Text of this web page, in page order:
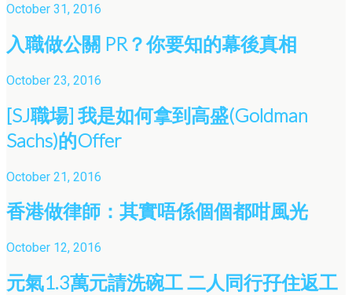
October 31, 2016
入職做公關 PR？你要知的幕後真相
October 23, 2016
[SJ職場] 我是如何拿到高盛(Goldman
Sachs)的Offer
October 21, 2016
香港做律師：其實唔係個個都咁風光
October 12, 2016
元氣1.3萬元請洗碗工 二人同行孖住返工